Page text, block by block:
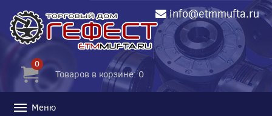
info@etmmufta.ru
0
Товаров в корзине: 0
Меню